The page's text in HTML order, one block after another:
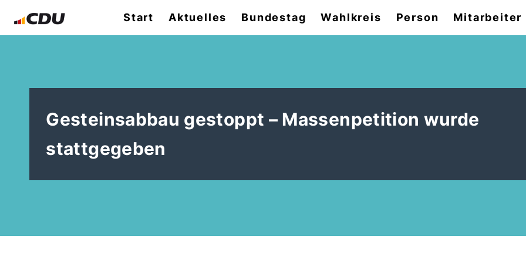
Start Aktuelles Bundestag Wahlkreis Person Mitarbeiter
Gesteinsabbau gestoppt – Massenpetition wurde
stattgegeben